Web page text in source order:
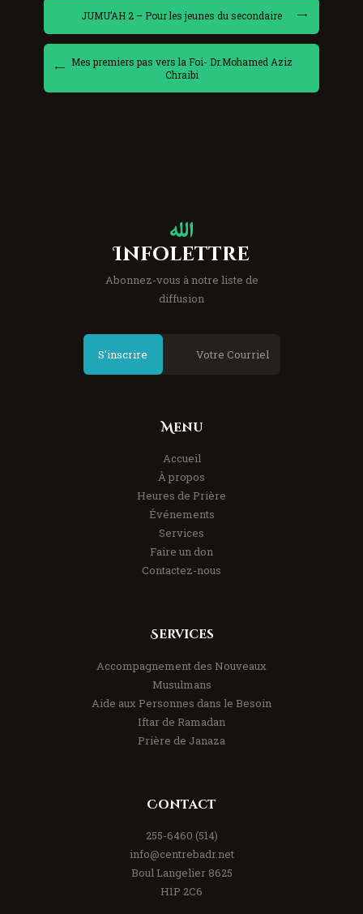
JUMU’AH 2 – Pour les jeunes du secondaire
Mes premiers pas vers la Foi- Dr.Mohamed Aziz
Chraibi
Infolettre
Abonnez-vous à notre liste de
diffusion
S'inscrire
Menu
Accueil
À propos
Heures de Prière
Événements
Services
Faire un don
Contactez-nous
Services
Accompagnement des Nouveaux
Musulmans
Aide aux Personnes dans le Besoin
Iftar de Ramadan
Prière de Janaza
Contact
(514) 255-6460
info@centrebadr.net
8625 Boul Langelier
H1P 2C6